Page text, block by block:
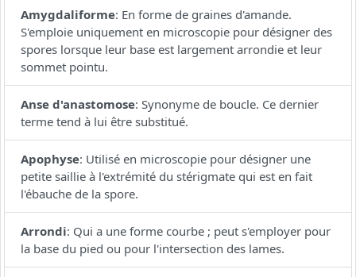
Amygdaliforme: En forme de graines d'amande.
S'emploie uniquement en microscopie pour désigner des
spores lorsque leur base est largement arrondie et leur
sommet pointu.
Anse d'anastomose: Synonyme de boucle. Ce dernier
terme tend à lui être substitué.
Apophyse: Utilisé en microscopie pour désigner une
petite saillie à l'extrémité du stérigmate qui est en fait
l'ébauche de la spore.
Arrondi: Qui a une forme courbe ; peut s'employer pour
la base du pied ou pour l'intersection des lames.